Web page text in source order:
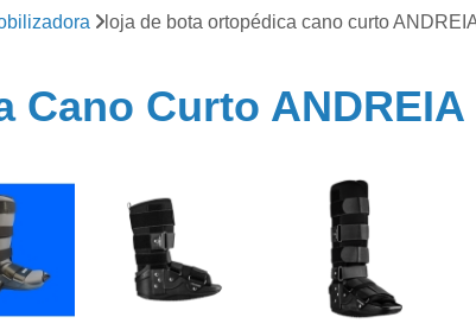
Cadeira de Rodas Infantil
Cadeira de
Cadeira de Rodas Simples
Cadeira
Cama Hospitalar Automatizada
Cama Hospitalar com Controle
Cama Hospitalar Motorizada
Cama
Cama Hospitalar Tipo Automática
loja de bota ortopédica cano curto
Curto ANDREIA